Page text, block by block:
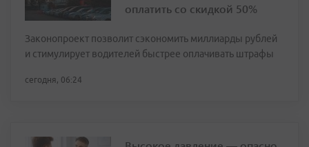
оплатить со скидкой 50%
Законопроект позволит сэкономить миллиарды рублей
и стимулирует водителей быстрее оплачивать штрафы
сегодня, 06:24